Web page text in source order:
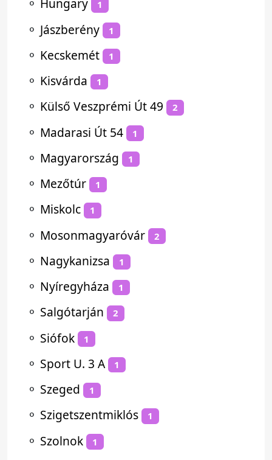
⚬ Hungary 1
⚬ Jászberény 1
⚬ Kecskemét 1
⚬ Kisvárda 1
⚬ Külső Veszprémi Út 49 2
⚬ Madarasi Út 54 1
⚬ Magyarország 1
⚬ Mezőtúr 1
⚬ Miskolc 1
⚬ Mosonmagyaróvár 2
⚬ Nagykanizsa 1
⚬ Nyíregyháza 1
⚬ Salgótarján 2
⚬ Siófok 1
⚬ Sport U. 3 A 1
⚬ Szeged 1
⚬ Szigetszentmiklós 1
⚬ Szolnok 1